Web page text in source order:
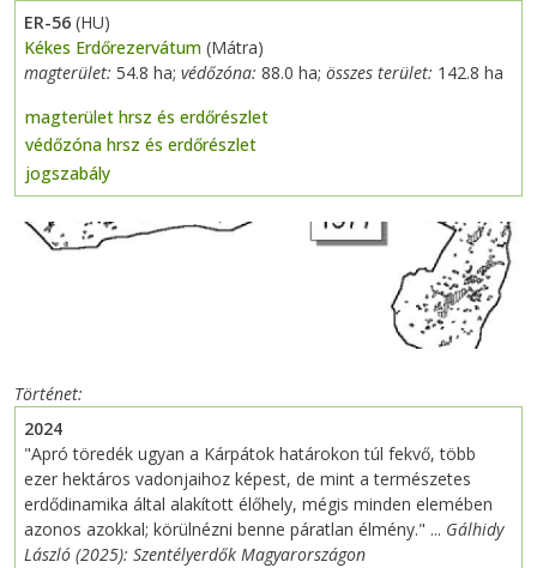
ER-56 (HU)
Kékes Erdőrezervátum (Mátra)
magterület: 54.8 ha; védőzóna: 88.0 ha; összes terület: 142.8 ha
magterület hrsz és erdőrészlet
védőzóna hrsz és erdőrészlet
jogszabály
Next
Történet
2024
"Apró töredék ugyan a Kárpátok határokon túl fekvő, több
ezer hektáros vadonjaihoz képest, de mint a természetes
erdődinamika által alakított élőhely, mégis minden elemében
azonos azokkal; körülnézni benne páratlan élmény." ... Gálhidy
László (2025): Szentélyerdők Magyarországon